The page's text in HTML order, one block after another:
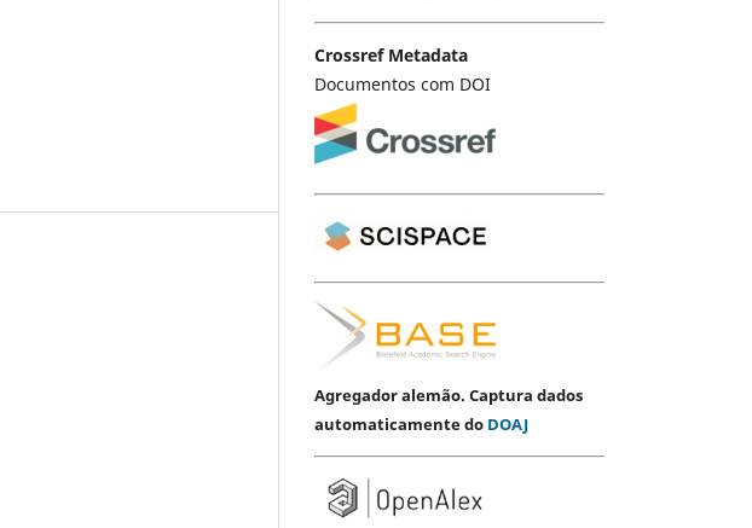
Crossref Metadata
Documentos com DOI
Agregador alemão. Captura dados
automaticamente do DOAJ